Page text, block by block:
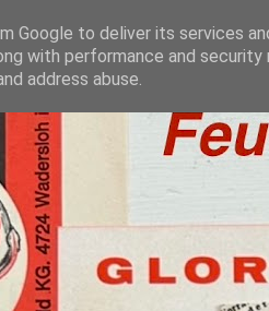
Google to deliver its services
with performance and
address abuse.